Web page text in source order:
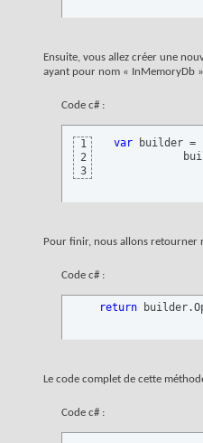
Ensuite, vous allez créer une
ayant pour nom « InMemoryDb
Code c# :
1
2
3
var builder =
Pour finir, nous allons retourner
Code c# :
return
Le code complet de cette
Code c# :